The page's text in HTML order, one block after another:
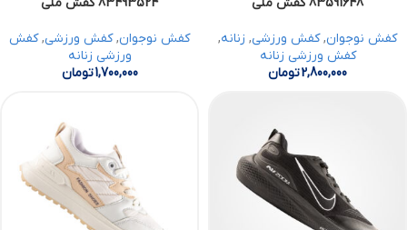
کفش نوجوان,کفش ورزشی, زنانه,
کفش ورزشی زنانه
2,800,000تومان
کفش نوجوان,کفش ورزشی,کفش
ورزشی زنانه
1,700,000تومان